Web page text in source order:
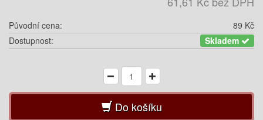
Původní cena:
89 Kč
Dostupnost:
Skladem
Do košíku